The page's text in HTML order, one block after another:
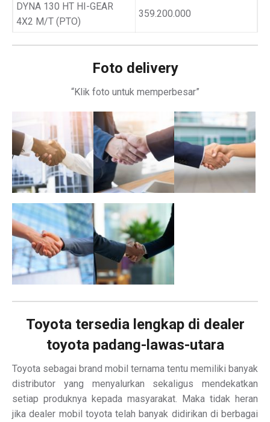
DYNA 130 HT HI-GEAR
4X2 M/T (PTO)
359.200.000
Foto delivery
“Klik foto untuk memperbesar”
Toyota tersedia lengkap di dealer
toyota padang-lawas-utara
Toyota sebagai brand mobil ternama tentu memiliki banyak
distributor yang menyalurkan sekaligus mendekatkan
setiap produknya kepada masyarakat. Maka tidak heran
jika dealer mobil toyota telah banyak didirikan di berbagai